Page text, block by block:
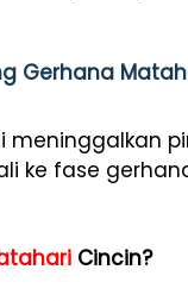
Gerhana
meninggalkan
ke fase
Cincin?